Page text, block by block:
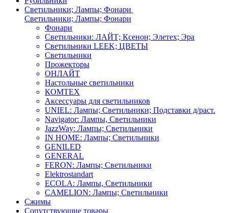
Светильники; Лампы; Фонари
Светильники; Лампы; Фонари
Фонари
Светильники: ЛАЙТ; Ксенон; Элетех; Эра
Светильники LEEK; ЦВЕТЫ
Светильники
Прожекторы
ОНЛАЙТ
Настольные светильники
КОМТЕХ
Аксессуары для светильников
UNIEL: Лампы; Светильники; Подставки д/раст.
Navigator: Лампы, Светильники
JazzWay: Лампы; Светильники
IN HOME: Лампы; Светильники
GENILED
GENERAL
FERON: Лампы; Светильники
Elektrostandart
ECOLA: Лампы, Светильники
CAMELION: Лампы; Светильники
Сжимы
Сопутствующие товары